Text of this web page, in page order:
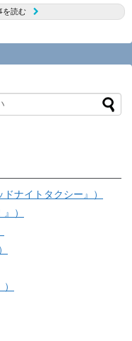
を読む
ナイトタクシー』）
）